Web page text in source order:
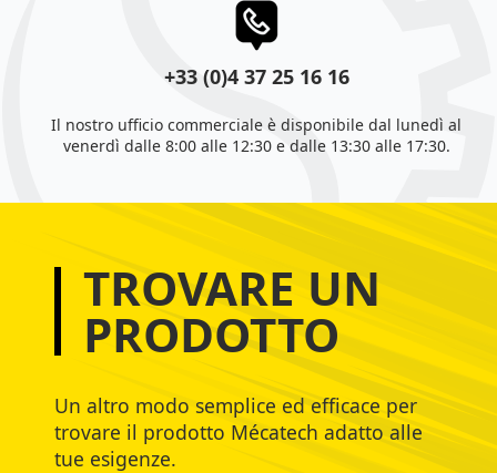
+33 (0)4 37 25 16 16
Il nostro ufficio commerciale è disponibile dal lunedì al
venerdì dalle 8:00 alle 12:30 e dalle 13:30 alle 17:30.
TROVARE UN
PRODOTTO
Un altro modo semplice ed efficace per
trovare il prodotto Mécatech adatto alle
tue esigenze.